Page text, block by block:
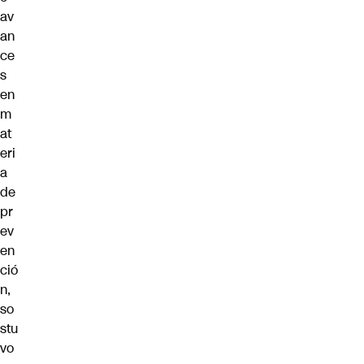
av
an
ce
s
en
m
at
eri
a
de
pr
ev
en
ció
n,
so
stu
vo